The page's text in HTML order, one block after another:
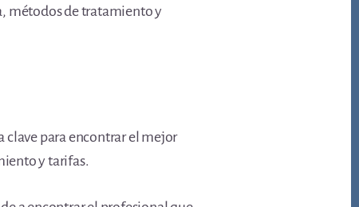
métodos de tratamiento y
clave para encontrar el mejor
y tarifas.